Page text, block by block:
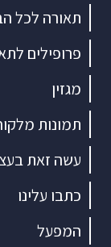
תאורה לכל
פרופילים
מגזין
תמונות
עשה זאת
כתבו עלינו
המפעל